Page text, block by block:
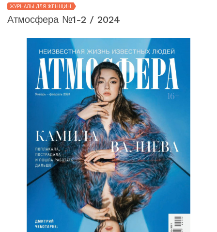
ЖУРНАЛЫ ДЛЯ ЖЕНЩИН
Атмосфера №1-2 / 2024